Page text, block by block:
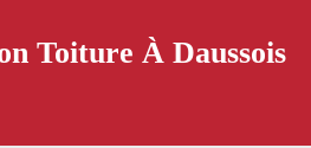
Toiture À Daussois